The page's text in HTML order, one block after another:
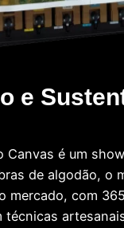
e
Canvas é um
de algodão, o
mercado, com
técnicas